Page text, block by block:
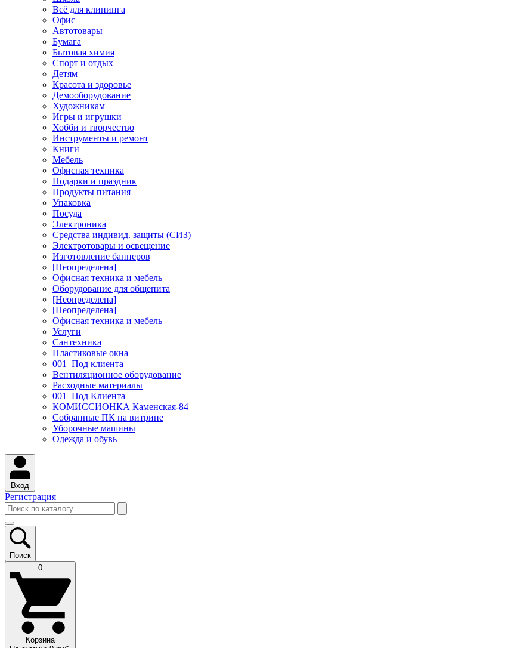
Всё для клининга
Офис
Автотовары
Бумага
Бытовая химия
Спорт и отдых
Детям
Красота и здоровье
Демооборудование
Художникам
Игры и игрушки
Хобби и творчество
Инструменты и ремонт
Книги
Мебель
Офисная техника
Подарки и праздник
Продукты питания
Упаковка
Посуда
Электроника
Средства индивид. защиты (СИЗ)
Электротовары и освещение
Изготовление баннеров
[Неопределена]
Офисная техника и мебель
Оборудование для общепита
[Неопределена]
[Неопределена]
Офисная техника и мебель
Услуги
Сантехника
Пластиковые окна
001_Под клиента
Вентиляционное оборудование
Расходные материалы
001_Под Клиента
КОМИССИОНКА Каменская-84
Собранные ПК на витрине
Уборочные машины
Одежда и обувь
Вход
Регистрация
Поиск
0
Корзина